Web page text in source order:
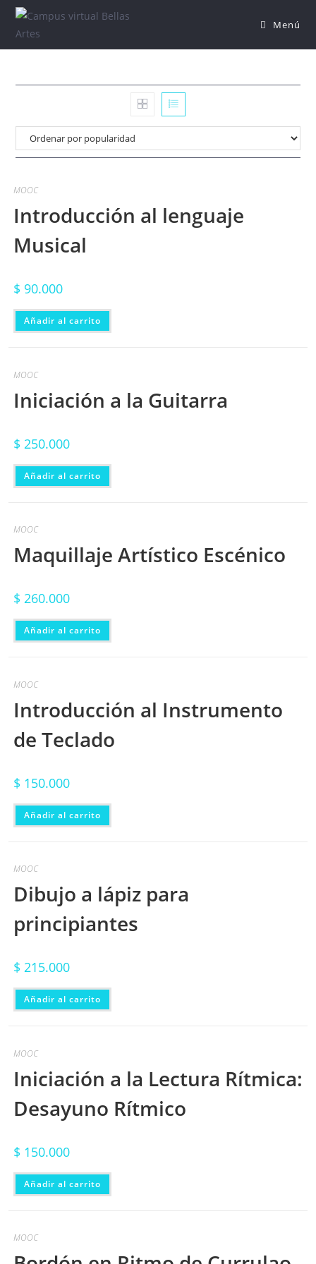
Saltar
Menú
MOOC
Introducción al lenguaje
Musical
$ 90.000
Añadir al carrito
MOOC
Iniciación a la Guitarra
$ 250.000
Añadir al carrito
MOOC
Maquillaje Artístico Escénico
$ 260.000
Añadir al carrito
MOOC
Introducción al Instrumento
de Teclado
$ 150.000
Añadir al carrito
MOOC
Dibujo a lápiz para
principiantes
$ 215.000
Añadir al carrito
MOOC
Iniciación a la Lectura Rítmica:
Desayuno Rítmico
$ 150.000
Añadir al carrito
MOOC